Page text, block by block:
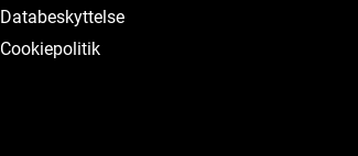
Databeskyttelse
Cookiepolitik